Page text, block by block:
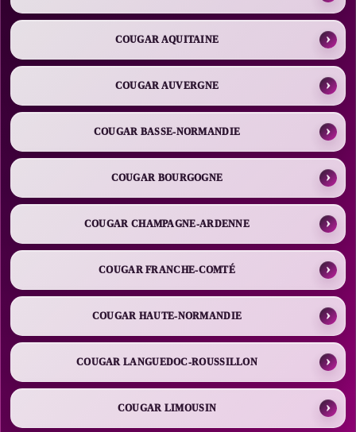
COUGAR AQUITAINE
COUGAR AUVERGNE
COUGAR BASSE-NORMANDIE
COUGAR BOURGOGNE
COUGAR CHAMPAGNE-ARDENNE
COUGAR FRANCHE-COMTÉ
COUGAR HAUTE-NORMANDIE
COUGAR LANGUEDOC-ROUSSILLON
COUGAR LIMOUSIN